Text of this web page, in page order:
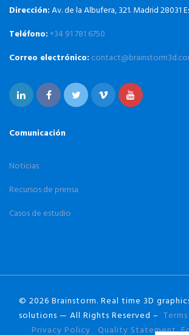
Dirección:Av. de la Albufera, 321. Madrid 28031
Teléfono:+34 91 781 6750
Correo electrónico:
Comunicación
Noticias
Recursos de prensa
Casos de estudio
© 2026 Brainstorm. Real time 3D
solutions — All Rights Reserved –
Privacy Policy
Quality Statement